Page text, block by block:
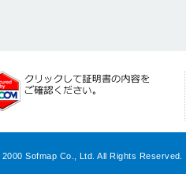
Sofmap Co., Ltd. All Rights Reserved.